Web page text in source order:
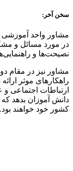
آخر:
واحد آموزشی
مورد مسائل و
و
نیز در مقام
موثر ارائه
اجتماعی و
آموزان بدهد که
خود خواهند بود.